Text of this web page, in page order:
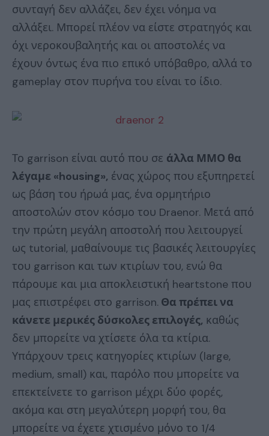
συνταγή δεν αλλάζει, δεν έχει νόημα να
αλλάξει. Μπορεί πλέον να είστε στρατηγός και
όχι νεροκουβαλητής και οι αποστολές να
έχουν όντως ένα πιο επικό υπόβαθρο, αλλά το
gameplay στον πυρήνα του είναι το ίδιο.
Το garrison είναι αυτό που σε άλλα ΜΜΟ θα
λέγαμε «housing», ένας χώρος που εξυπηρετεί
ως βάση του ήρωά μας, ένα ορμητήριο
αποστολών στον κόσμο του Draenor. Μετά από
την πρώτη μεγάλη αποστολή που λειτουργεί
ως tutorial, μαθαίνουμε τις βασικές λειτουργίες
του garrison και των κτιρίων του, ενώ θα
πάρουμε και μια αποκλειστική heartstone που
μας επιστρέφει στο garrison. Θα πρέπει να
κάνετε μερικές δύσκολες επιλογές, καθώς
δεν μπορείτε να χτίσετε όλα τα κτίρια.
Υπάρχουν τρεις κατηγορίες κτιρίων (large,
medium, small) και, παρόλο που μπορείτε να
επεκτείνετε το garrison μέχρι δύο φορές,
ακόμα και στη μεγαλύτερη μορφή του, θα
μπορείτε να έχετε χτισμένο μόνο το 1/4